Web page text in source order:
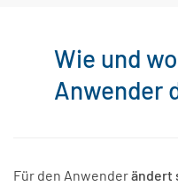
Wie und
Anwender
Für den Anwenderändert